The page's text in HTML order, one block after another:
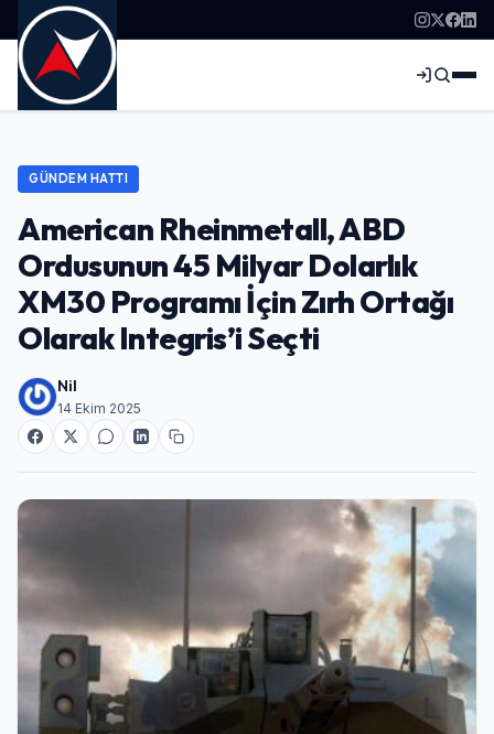
GÜNDEM HATTI
American Rheinmetall, ABD
Ordusunun 45 Milyar Dolarlık
XM30 Programı İçin Zırh Ortağı
Olarak Integris’i Seçti
Nil
14 Ekim 2025